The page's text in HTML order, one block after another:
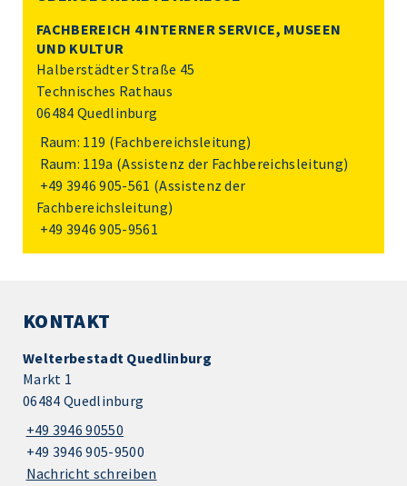
FACHBEREICH 4 INTERNER SERVICE, MUSEEN
UND KULTUR
Halberstädter Straße 45
Technisches Rathaus
06484 Quedlinburg
Raum: 119 (Fachbereichsleitung)
Raum: 119a (Assistenz der Fachbereichsleitung)
+49 3946 905-561 (Assistenz der
Fachbereichsleitung)
+49 3946 905-9561
KONTAKT
Welterbestadt Quedlinburg
Markt 1
06484 Quedlinburg
+49 3946 90550
+49 3946 905-9500
Nachricht schreiben